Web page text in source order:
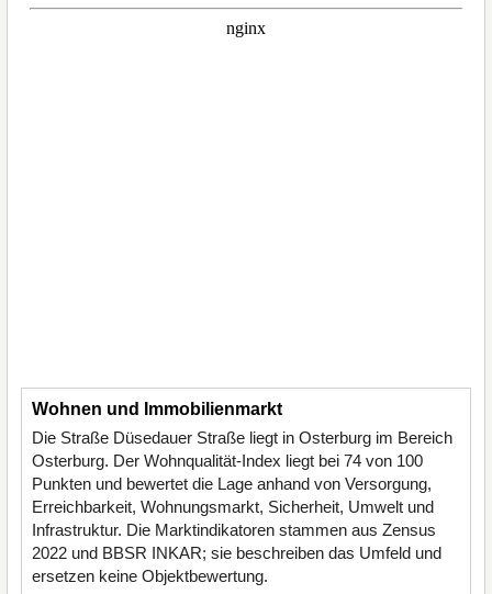
Wohnen und Immobilienmarkt
Die Straße Düsedauer Straße liegt in Osterburg im Bereich
Osterburg. Der Wohnqualität-Index liegt bei 74 von 100
Punkten und bewertet die Lage anhand von Versorgung,
Erreichbarkeit, Wohnungsmarkt, Sicherheit, Umwelt und
Infrastruktur. Die Marktindikatoren stammen aus Zensus
2022 und BBSR INKAR; sie beschreiben das Umfeld und
ersetzen keine Objektbewertung.